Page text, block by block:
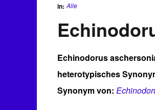
in: Alle
Echinodorus
heterotypisches
Synonym von: